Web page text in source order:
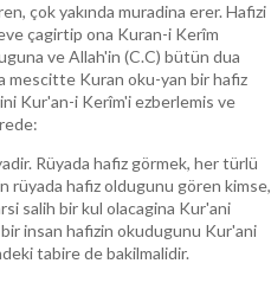
çok yakında muradina erer. Hafizi
çagirtip ona Kuran-i Kerîm
ve Allah'in (C.C) bütün dua
mescitte Kuran oku-yan bir hafiz
Kur'an-i Kerîm'i ezberlemis ve
Rüyada hafiz görmek, her türlü
rüyada hafiz oldugunu gören kimse,
salih bir kul olacagina Kur'ani
insan hafizin okudugunu Kur'ani
tabire de bakilmalidir.